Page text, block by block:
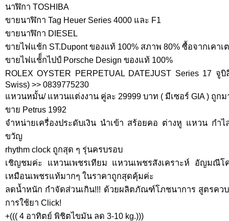
นาฬิกา TOSHIBA
ขายนาฬิกา Tag Heuer Series 4000 และ F1
ขายนาฬิกา DIESEL
ขายไฟแช้ก ST.Dupont ของแท้ 100% สภาพ 80% ซื้อจากเคาเ
ขายไฟแช้็กไปป์ Porsche Design ของแท้ 100%
ROLEX OYSTER PERPETUAL DATEJUST Series 17
Swiss) >> 0839775230
แหวนหมั้น/ แหวนแต่งงาน คู่ละ 29999 บาท ( มีเซอร์ GIA ) ถูกม
ขาย Petrus 1992
จำหน่ายเครื่องประดับเงิน นำเข้า สร้อยคอ ต่างหู แหวน กำ
ขวัญ
rhythm clock ถูกสุด ๆ รุ่นครบรอบ
เชิญชมค่ะ แหวนเพชรเทียม แหวนเพชรสังเคราะห์ อัญมณี
เหมือนเพชรแท้มากๆ ในราคาถูกสุดคุ้มค่ะ
ลดน้ำหนัก กำจัดส่วนเกิน!!! ด้วยผลิตภัณฑ์โภชนาการ สูตรคว
การใช้ยา Click!
+((( 4 อาทิตย์ พิชิตไขมัน ลด 3-10 kg.)))